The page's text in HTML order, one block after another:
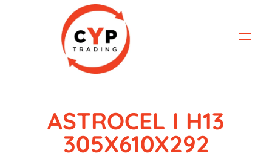
CYP Trading
Professionelle Ersatzteilbeschaffung
ASTROCEL I H13
305X610X292